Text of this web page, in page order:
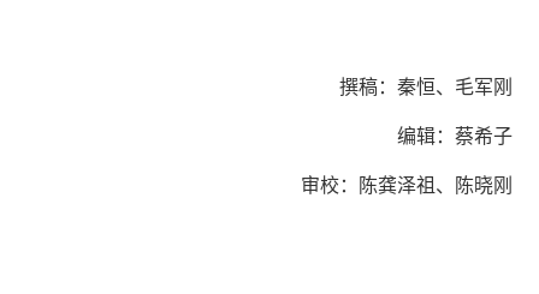
撰稿：秦恒、毛军刚
编辑：蔡希子
审校：陈龚泽祖、陈晓刚